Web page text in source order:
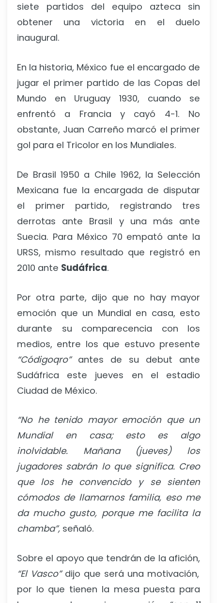
siete partidos del equipo azteca sin
obtener una victoria en el duelo
inaugural.
En la historia, México fue el encargado de
jugar el primer partido de las Copas del
Mundo en Uruguay 1930, cuando se
enfrentó a Francia y cayó 4-1. No
obstante, Juan Carreño marcó el primer
gol para el Tricolor en los Mundiales.
De Brasil 1950 a Chile 1962, la Selección
Mexicana fue la encargada de disputar
el primer partido, registrando tres
derrotas ante Brasil y una más ante
Suecia. Para México 70 empató ante la
URSS, mismo resultado que registró en
2010 ante Sudáfrica.
Por otra parte, dijo que no hay mayor
emoción que un Mundial en casa, esto
durante su comparecencia con los
medios, entre los que estuvo presente
“Códigoqro” antes de su debut ante
Sudáfrica este jueves en el estadio
Ciudad de México.
“No he tenido mayor emoción que un
Mundial en casa; esto es algo
inolvidable. Mañana (jueves) los
jugadores sabrán lo que significa. Creo
que los he convencido y se sienten
cómodos de llamarnos familia, eso me
da mucho gusto, porque me facilita la
chamba”, señaló.
Sobre el apoyo que tendrán de la afición,
“El Vasco” dijo que será una motivación,
por lo que tienen la mesa puesta para